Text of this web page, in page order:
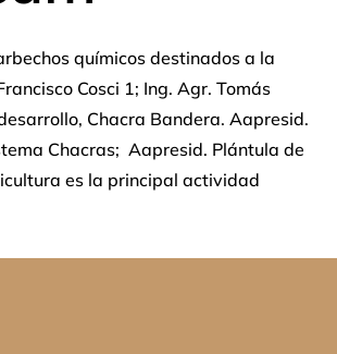
químicos destinados a la
Cosci 1; Ing. Agr. Tomás
Chacra Bandera. Aapresid.
Chacras; Aapresid. Plántula de
es la principal actividad